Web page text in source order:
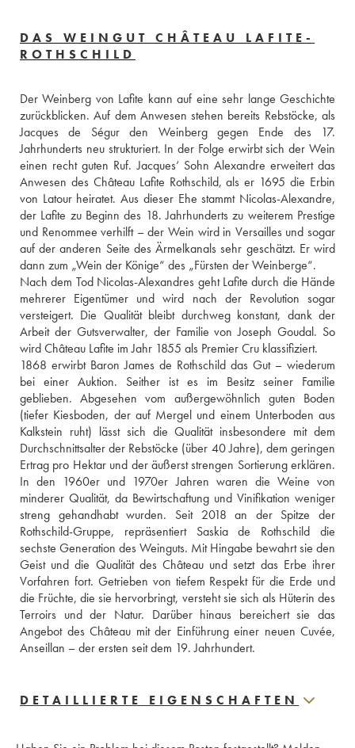
DAS WEINGUT CHÂTEAU LAFITE-
ROTHSCHILD
Der Weinberg von Lafite kann auf eine sehr lange Geschichte
zurückblicken. Auf dem Anwesen stehen bereits Rebstöcke, als
Jacques de Ségur den Weinberg gegen Ende des 17.
Jahrhunderts neu strukturiert. In der Folge erwirbt sich der Wein
einen recht guten Ruf. Jacques‘ Sohn Alexandre erweitert das
Anwesen des Château Lafite Rothschild, als er 1695 die Erbin
von Latour heiratet. Aus dieser Ehe stammt Nicolas-Alexandre,
der Lafite zu Beginn des 18. Jahrhunderts zu weiterem Prestige
und Renommee verhilft – der Wein wird in Versailles und sogar
auf der anderen Seite des Ärmelkanals sehr geschätzt. Er wird
dann zum „Wein der Könige“ des „Fürsten der Weinberge“.
Nach dem Tod Nicolas-Alexandres geht Lafite durch die Hände
mehrerer Eigentümer und wird nach der Revolution sogar
versteigert. Die Qualität bleibt durchweg konstant, dank der
Arbeit der Gutsverwalter, der Familie von Joseph Goudal. So
wird Château Lafite im Jahr 1855 als Premier Cru klassifiziert.
1868 erwirbt Baron James de Rothschild das Gut – wiederum
bei einer Auktion. Seither ist es im Besitz seiner Familie
geblieben. Abgesehen vom außergewöhnlich guten Boden
(tiefer Kiesboden, der auf Mergel und einem Unterboden aus
Kalkstein ruht) lässt sich die Qualität insbesondere mit dem
Durchschnittsalter der Rebstöcke (über 40 Jahre), dem geringen
Ertrag pro Hektar und der äußerst strengen Sortierung erklären.
In den 1960er und 1970er Jahren waren die Weine von
minderer Qualität, da Bewirtschaftung und Vinifikation weniger
streng gehandhabt wurden. Seit 2018 an der Spitze der
Rothschild-Gruppe, repräsentiert Saskia de Rothschild die
sechste Generation des Weinguts. Mit Hingabe bewahrt sie den
Geist und die Qualität des Château und setzt das Erbe ihrer
Vorfahren fort. Getrieben von tiefem Respekt für die Erde und
die Früchte, die sie hervorbringt, versteht sie sich als Hüterin des
Terroirs und der Natur. Darüber hinaus bereichert sie das
Angebot des Château mit der Einführung einer neuen Cuvée,
Anseillan – der ersten seit dem 19. Jahrhundert.
DETAILLIERTE EIGENSCHAFTEN